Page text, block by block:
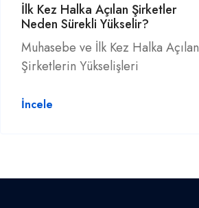
İlk Kez Halka Açılan Şirketler
Neden Sürekli Yükselir?
Muhasebe ve İlk Kez Halka Açılan
Şirketlerin Yükselişleri
İncele